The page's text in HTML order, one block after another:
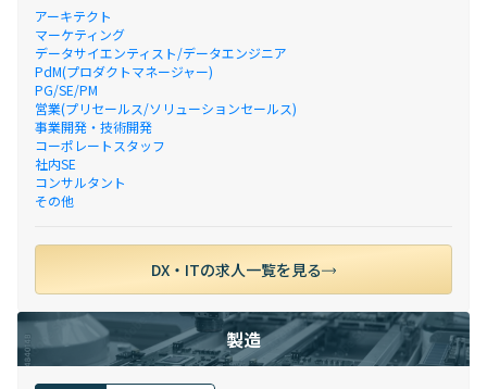
アーキテクト
マーケティング
データサイエンティスト/データエンジニア
PdM(プロダクトマネージャー)
PG/SE/PM
営業(プリセールス/ソリューションセールス)
事業開発・技術開発
コーポレートスタッフ
社内SE
コンサルタント
その他
DX・ITの求人一覧を見る
製造